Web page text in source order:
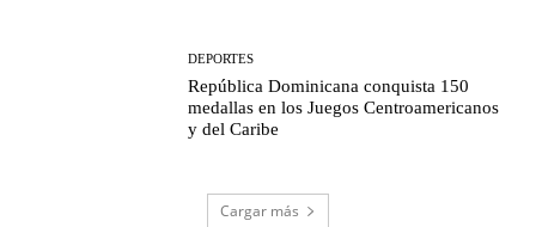
DEPORTES
República Dominicana conquista 150
medallas en los Juegos Centroamericanos
y del Caribe
Cargar más